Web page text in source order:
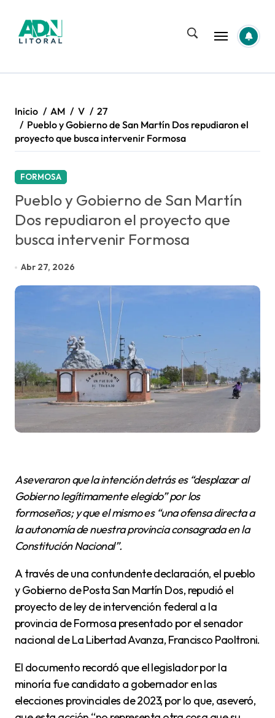
contenido
Inicio AM V
27
Pueblo y Gobierno de San Martín Dos repudiaron el
proyecto que busca intervenir Formosa
FORMOSA
Pueblo y Gobierno de San Martín
Dos repudiaron el proyecto que
busca intervenir Formosa
Abr 27, 2026
Aseveraron que la intención detrás es “desplazar al
Gobierno legítimamente elegido” por los
formoseños; y que el mismo es “una ofensa directa a
la autonomía de nuestra provincia consagrada en la
Constitución Nacional”.
A través de una contundente declaración, el pueblo
y Gobierno de Posta San Martín Dos, repudió el
proyecto de ley de intervención federal a la
provincia de Formosa presentado por el senador
nacional de La Libertad Avanza, Francisco Paoltroni.
El documento recordó que el legislador por la
minoría fue candidato a gobernador en las
elecciones provinciales de 2023, por lo que, aseveró,